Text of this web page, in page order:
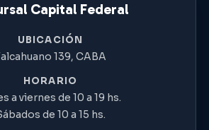
Capital Federal
UBICACIÓN
139, CABA
HORARIO
a viernes de 10 a 19 hs.
de 10 a 15 hs.